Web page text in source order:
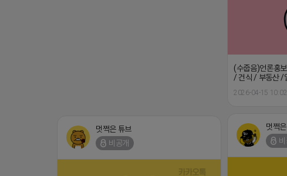
(수줍음)언론홍
/ 건식 / 부동산 /
2026-04-15 10:02
멋쩍
멋쩍은 튜브
비공개